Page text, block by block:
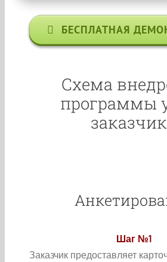
БЕСПЛАТНАЯ
Схема
программы
Шаг №1
Заказчик предоставляет